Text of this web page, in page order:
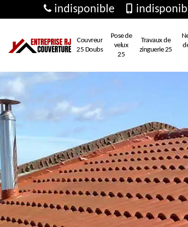
indisponible
Couvreur
25 Doubs
Pose de
velux
25
Travaux de
zinguerie 25